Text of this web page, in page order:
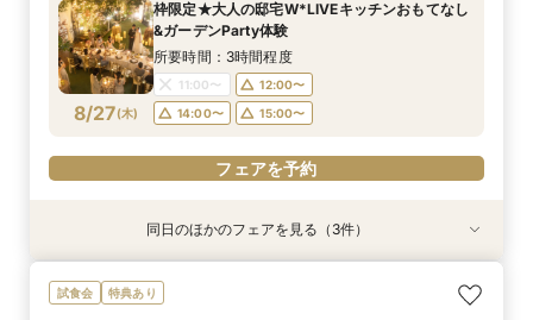
8/26(水)
11:00〜
12:00〜
14:00〜
15:00〜
フェアを予約
8/26(水)
11:00〜
12:00〜
14:00〜
15:00〜
フェアを予約
8/26(水)
11:00〜
12:00〜
14:00〜
15:00〜
フェアを予約
8/26(水)
11:00〜
12:00〜
14:00〜
15:00〜
フェアを予約
8/27(木)
枠限定★大人の邸宅W*LIVEキッチンおもてなし
&ガーデンParty体験
所要時間：3時間程度
11:00〜
12:00〜
14:00〜
15:00〜
フェアを予約
特典あり
≪大好評！ペットとの結婚式≫ペットも安心まる
ごと相談*特典付
特典あり
【ガーデン挙式希望の方】都心で叶う海外ウエ
ディング体感×試食
特典あり
初見学でも安心◎「即決なし」アップ額が少ない
新プラン×試食付
同日のほかのフェアを見る（3件）
試食会 特典あり